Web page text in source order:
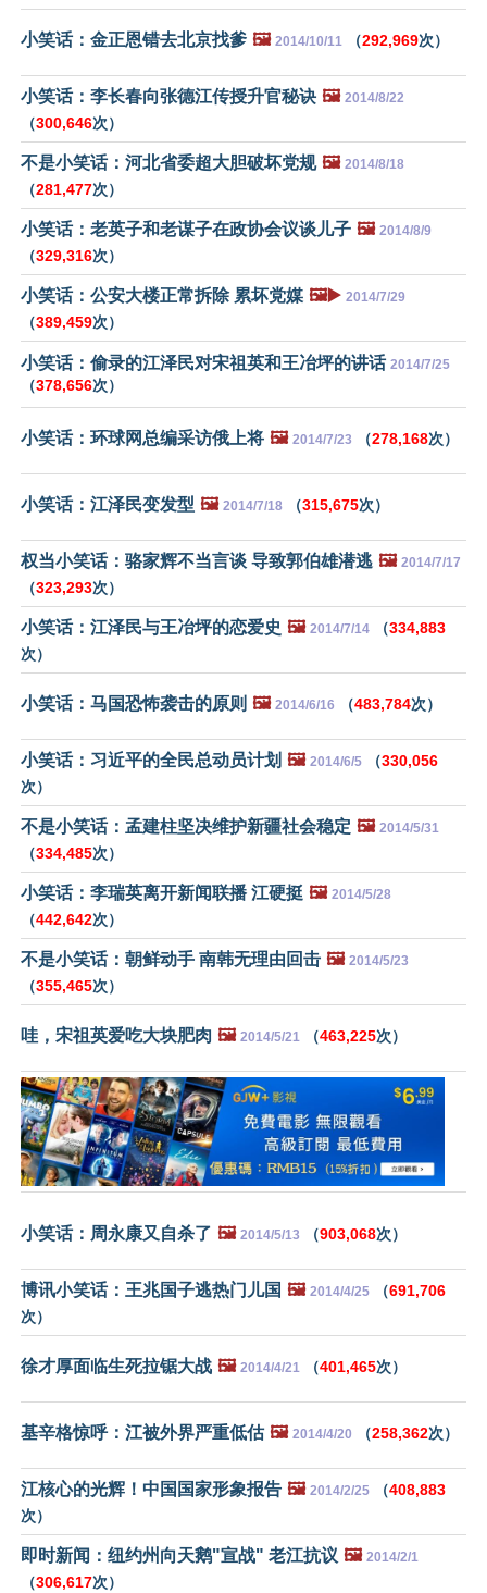
小笑话：金正恩错去北京找爹 🖼️ 2014/10/11 （292,969次）
小笑话：李长春向张德江传授升官秘诀 🖼️ 2014/8/22
（300,646次）
不是小笑话：河北省委超大胆破坏党规 🖼️ 2014/8/18
（281,477次）
小笑话：老英子和老谋子在政协会议谈儿子 🖼️ 2014/8/9
（329,316次）
小笑话：公安大楼正常拆除 累坏党媒 🖼️▶️ 2014/7/29
（389,459次）
小笑话：偷录的江泽民对宋祖英和王冶坪的讲话 2014/7/25
（378,656次）
小笑话：环球网总编采访俄上将 🖼️ 2014/7/23 （278,168次）
小笑话：江泽民变发型 🖼️ 2014/7/18 （315,675次）
权当小笑话：骆家辉不当言谈 导致郭伯雄潜逃 🖼️ 2014/7/17
（323,293次）
小笑话：江泽民与王冶坪的恋爱史 🖼️ 2014/7/14 （334,883
次）
小笑话：马国恐怖袭击的原则 🖼️ 2014/6/16 （483,784次）
小笑话：习近平的全民总动员计划 🖼️ 2014/6/5 （330,056
次）
不是小笑话：孟建柱坚决维护新疆社会稳定 🖼️ 2014/5/31
（334,485次）
小笑话：李瑞英离开新闻联播 江硬挺 🖼️ 2014/5/28
（442,642次）
不是小笑话：朝鲜动手 南韩无理由回击 🖼️ 2014/5/23
（355,465次）
哇，宋祖英爱吃大块肥肉 🖼️ 2014/5/21 （463,225次）
小笑话：周永康又自杀了 🖼️ 2014/5/13 （903,068次）
博讯小笑话：王兆国子逃热门儿国 🖼️ 2014/4/25 （691,706
次）
徐才厚面临生死拉锯大战 🖼️ 2014/4/21 （401,465次）
基辛格惊呼：江被外界严重低估 🖼️ 2014/4/20 （258,362次）
江核心的光辉！中国国家形象报告 🖼️ 2014/2/25 （408,883
次）
即时新闻：纽约州向天鹅"宣战" 老江抗议 🖼️ 2014/2/1
（306,617次）